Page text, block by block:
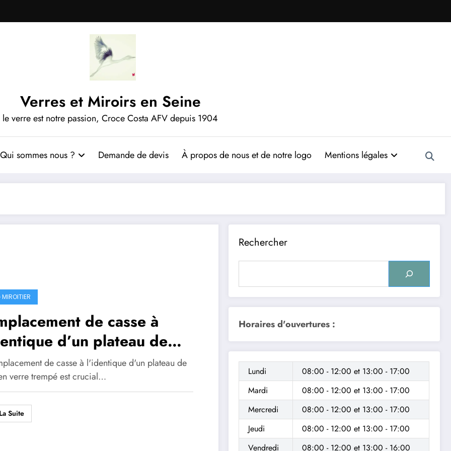
Verres et Miroirs en Seine
le verre est notre passion, Croce Costa AFV depuis 1904
Qui sommes nous ? Demande de devis À propos de nous et de notre logo Mentions légales
de casse à
d’un plateau de
en verre trempé
de casse à l'identique d'un plateau de
verre trempé est crucial…
Suite
Rechercher
Horaires d'ouvertures :
Lundi 08:00 - 12:00 et 13:00 - 17:00
Mardi
08:00 - 12:00 et 13:00 - 17:00
Mercredi
08:00 - 12:00 et 13:00 - 17:00
Jeudi
08:00 - 12:00 et 13:00 - 17:00
Vendredi
08:00 - 12:00 et 13:00 - 16:00